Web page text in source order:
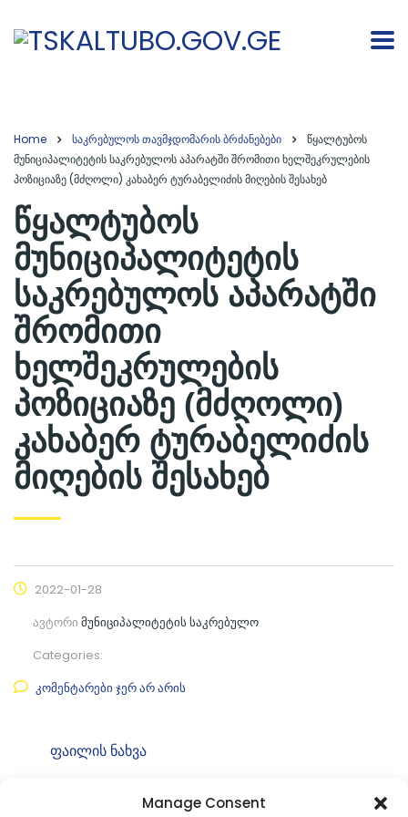
Manage Consent
Home საკრებულოს თავმჯდომარის ბრძანებები
წყალტუბოს
მუნიციპალიტეტის საკრებულოს აპარატში შრომითი ხელშეკრულების
პოზიციაზე (მძღოლი) კახაბერ ტურაბელიძის მიღების შესახებ
წყალტუბოს
მუნიციპალიტეტის
საკრებულოს აპარატში
შრომითი
ხელშეკრულების
პოზიციაზე (მძღოლი)
კახაბერ ტურაბელიძის
მიღების შესახებ
2022-01-28
ავტორი მუნიციპალიტეტის საკრებულო
Categories:
კომენტარები ჯერ არ არის
ფაილის ნახვა
ფაილის ტიპი:pdf